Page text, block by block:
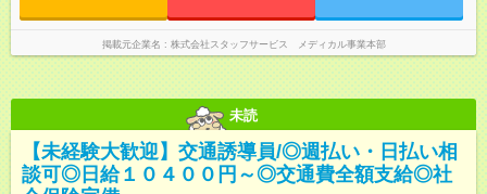
掲載元企業名 株式会社スタッフサービス メディカル事業本部
未読
【未経験大歓迎】交通誘導員/◎週払い・日払い相
談可◎日給１０４００円～◎交通費全額支給◎社